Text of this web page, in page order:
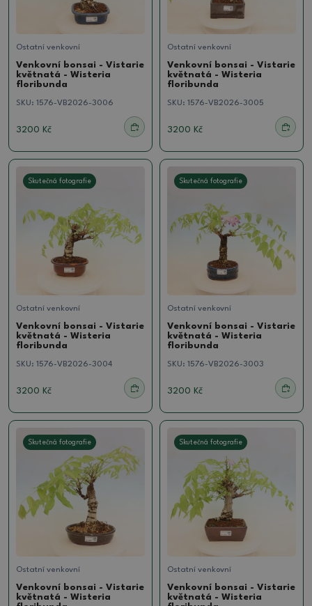
Ostatní venkovní
Venkovní bonsai - Vistarie
květnatá - Wisteria
floribunda
SKU: 1576-VB2026-3006
3200 Kč
Ostatní venkovní
Venkovní bonsai - Vistarie
květnatá - Wisteria
floribunda
SKU: 1576-VB2026-3005
3200 Kč
Skutečná fotografie
Ostatní venkovní
Venkovní bonsai - Vistarie
květnatá - Wisteria
floribunda
SKU: 1576-VB2026-3004
3200 Kč
Skutečná fotografie
Ostatní venkovní
Venkovní bonsai - Vistarie
květnatá - Wisteria
floribunda
SKU: 1576-VB2026-3003
3200 Kč
Skutečná fotografie
Ostatní venkovní
Venkovní bonsai - Vistarie
květnatá - Wisteria
Skutečná fotografie
Ostatní venkovní
Venkovní bonsai - Vistarie
květnatá - Wisteria